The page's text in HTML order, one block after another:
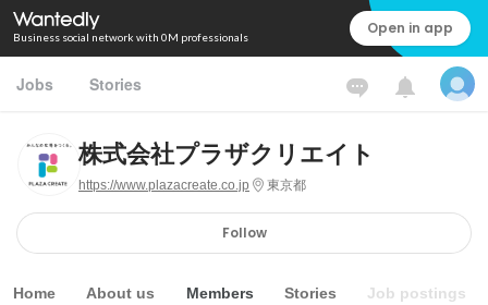
Business social network with 0M professionals Open in app
Jobs Stories
株式会社プラザクリエイト
https://www.plazacreate.co.jp 東京都
Follow
Home About us Members Stories Job postings